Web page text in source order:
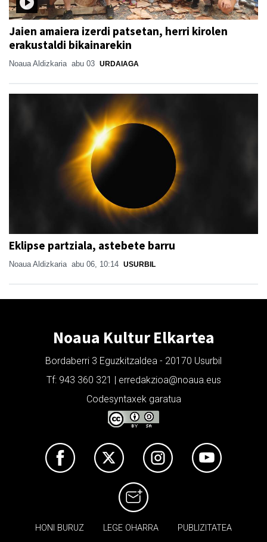
Jaien amaiera izerdi patsetan, herri kirolen
erakustaldi bikainarekin
Noaua Aldizkaria abu 03 URDAIAGA
Eklipse partziala, astebete barru
Noaua Aldizkaria abu 06, 10:14 USURBIL
Noaua Kultur Elkartea
Bordaberri 3 Eguzkitzaldea - 20170 Usurbil
Tf: 943 360 321 | erredakzioa@noaua.eus
Codesyntaxek garatua
HONI BURUZ LEGE OHARRA PUBLIZITATEA